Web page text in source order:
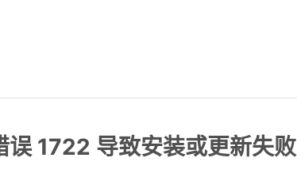
误 1722 导致安装或更新失败